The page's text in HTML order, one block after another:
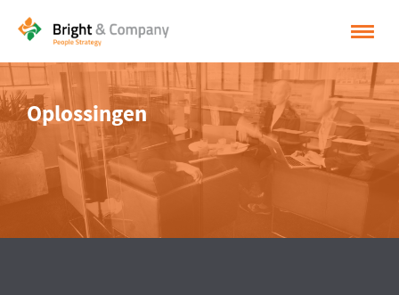
HOME
OPLOSSINGEN
CASES
INSPIRATIE
OVER BRIGHT & COMPANY
Oplossingen